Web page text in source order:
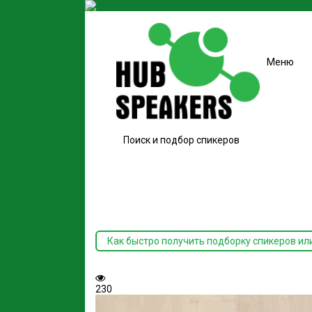
Поиск и подбор спикеров
Меню
Как быстро получить подборку спикеров
230